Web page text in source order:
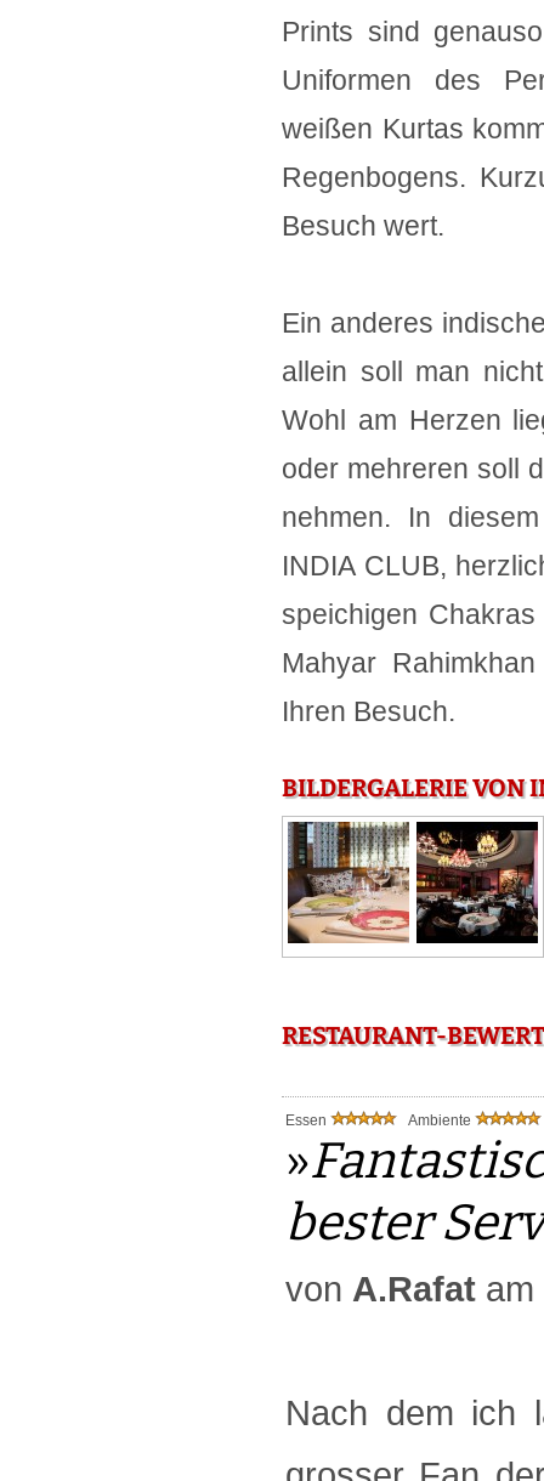
Prints sind
Uniformen des
weißen Kurtas
Regenbogens.
Besuch wert.
Ein anderes
allein soll man
Wohl am Herzen
oder mehreren soll
nehmen. In
INDIA CLUB,
speichigen
Mahyar
Ihren Besuch.
BILDERGALERIE VON
RESTAURANT-
Essen Ambiente
»
bester
von A.Rafat am
Nach dem ich